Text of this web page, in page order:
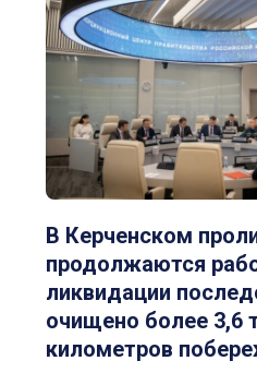
В Керченском
продолжаются
ликвидации
очищено более 3,6
километров